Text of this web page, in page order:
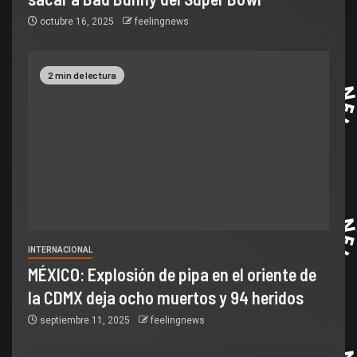
octubre 16, 2025 feelingnews
2 min de lectura
INTERNACIONAL
MÉXICO: Explosión de pipa en el oriente de
la CDMX deja ocho muertos y 94 heridos
septiembre 11, 2025 feelingnews